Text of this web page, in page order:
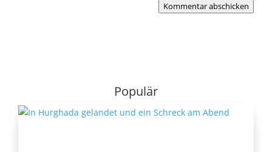
Kommentar abschicken
Populär